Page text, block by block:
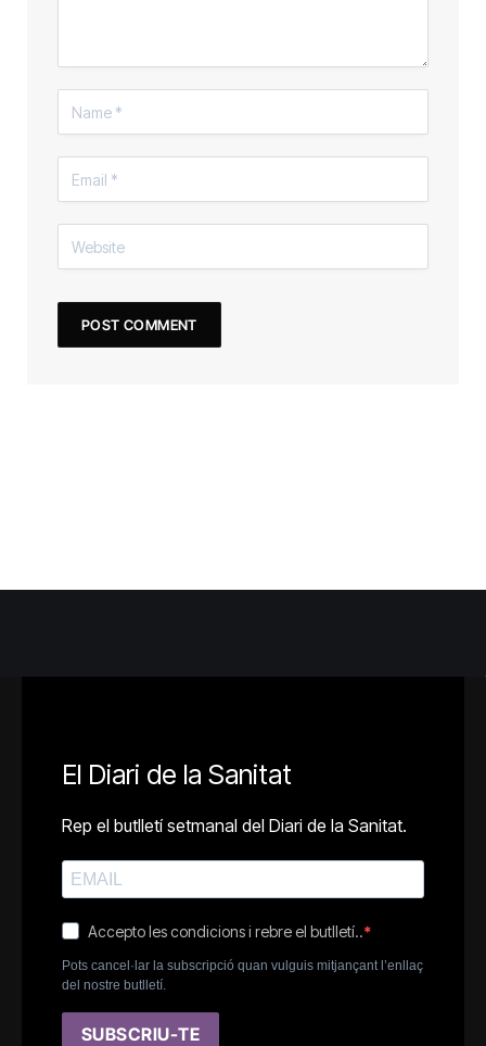
El Diari de la Sanitat
Rep el butlletí setmanal del Diari de la Sanitat.
Accepto les condicions i rebre el butlletí..
Pots cancel·lar la subscripció quan vulguis mitjançant l’enllaç
del nostre butlletí.
SUBSCRIU-TE